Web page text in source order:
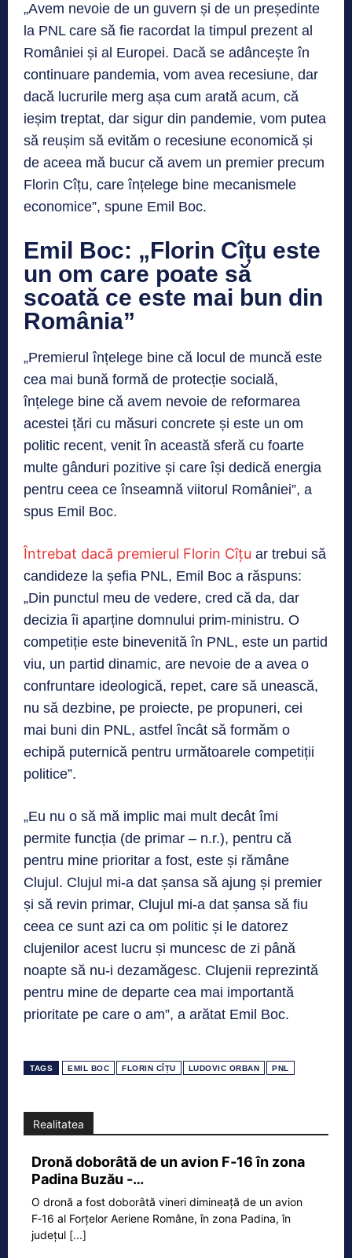
„Avem nevoie de un guvern și de un președinte
la PNL care să fie racordat la timpul prezent al
României și al Europei. Dacă se adâncește în
continuare pandemia, vom avea recesiune, dar
dacă lucrurile merg așa cum arată acum, că
ieșim treptat, dar sigur din pandemie, vom putea
să reușim să evităm o recesiune economică și
de aceea mă bucur că avem un premier precum
Florin Cîțu, care înțelege bine mecanismele
economice”, spune Emil Boc.
Emil Boc: „Florin Cîțu este
un om care poate să
scoată ce este mai bun din
România”
„Premierul înțelege bine că locul de muncă este
cea mai bună formă de protecție socială,
înțelege bine că avem nevoie de reformarea
acestei țări cu măsuri concrete și este un om
politic recent, venit în această sferă cu foarte
multe gânduri pozitive și care își dedică energia
pentru ceea ce înseamnă viitorul României”, a
spus Emil Boc.
Întrebat dacă premierul Florin Cîțu ar trebui să
candideze la șefia PNL, Emil Boc a răspuns:
„Din punctul meu de vedere, cred că da, dar
decizia îi aparține domnului prim-ministru. O
competiție este binevenită în PNL, este un partid
viu, un partid dinamic, are nevoie de a avea o
confruntare ideologică, repet, care să unească,
nu să dezbine, pe proiecte, pe propuneri, cei
mai buni din PNL, astfel încât să formăm o
echipă puternică pentru următoarele competiții
politice”.
„Eu nu o să mă implic mai mult decât îmi
permite funcția (de primar – n.r.), pentru că
pentru mine prioritar a fost, este și rămâne
Clujul. Clujul mi-a dat șansa să ajung și premier
și să revin primar, Clujul mi-a dat șansa să fiu
ceea ce sunt azi ca om politic și le datorez
clujenilor acest lucru și muncesc de zi până
noapte să nu-i dezamăgesc. Clujenii reprezintă
pentru mine de departe cea mai importantă
prioritate pe care o am”, a arătat Emil Boc.
TAGS EMIL BOC FLORIN CÎȚU LUDOVIC ORBAN PNL
Realitatea
Dronă doborâtă de un avion F‑16 în zona
Padina Buzău -…
O dronă a fost doborâtă vineri dimineață de un avion
F‑16 al Forțelor Aeriene Române, în zona Padina, în
județul [...]